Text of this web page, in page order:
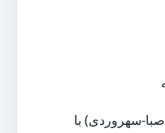
سهروردی) با